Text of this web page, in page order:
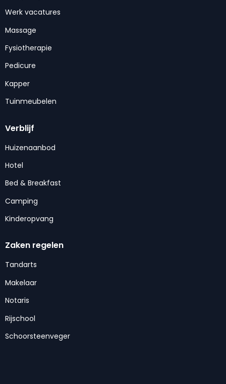
Werk vacatures
Massage
Fysiotherapie
Pedicure
Kapper
Tuinmeubelen
Verblijf
Huizenaanbod
Hotel
Bed & Breakfast
Camping
Kinderopvang
Zaken regelen
Tandarts
Makelaar
Notaris
Rijschool
Schoorsteenveger